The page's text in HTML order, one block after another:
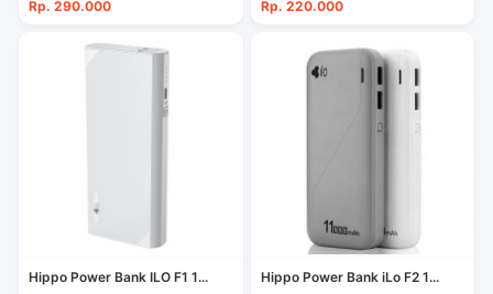
Rp. 290.000 Rp. 220.000
Hippo Power Bank ILO F1 1... Hippo Power Bank iLo F2 1...